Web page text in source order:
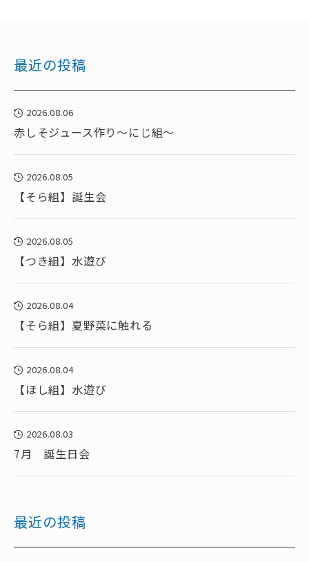
最近の投稿
2026.08.06
赤しそジュース作り～にじ組～
2026.08.05
【そら組】誕生会
2026.08.05
【つき組】水遊び
2026.08.04
【そら組】夏野菜に触れる
2026.08.04
【ほし組】水遊び
2026.08.03
7月 誕生日会
最近の投稿